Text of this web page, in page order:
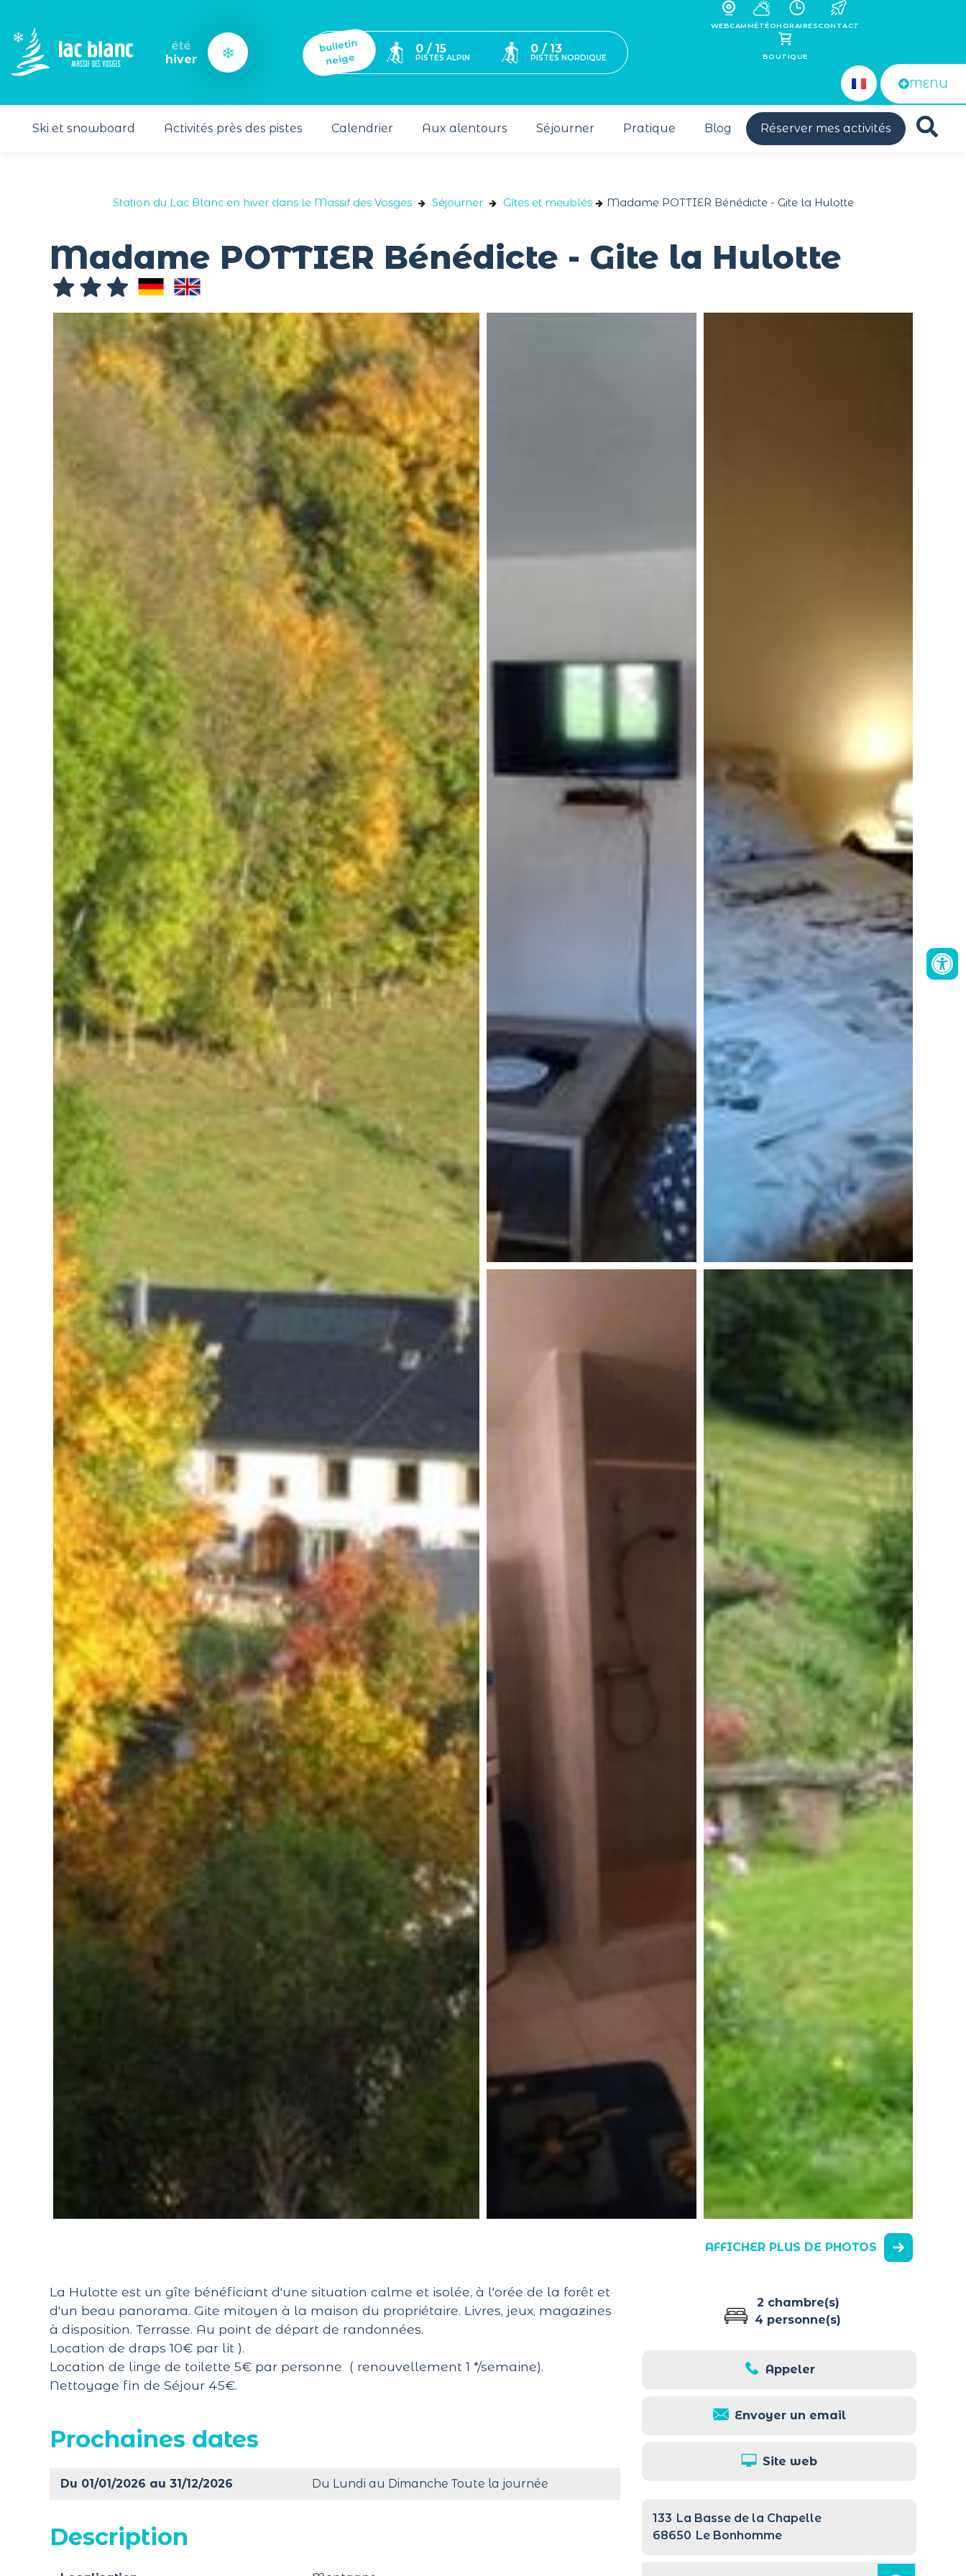
été
hiver
bulletin
neige
0 / 15
PISTES ALPIN
0 / 13
PISTES NORDIQUE
WEBCAMMÉTÉOHORAIRESCONTACT
BOUTIQUE
MENU
Ski et snowboard Activités près des pistes Calendrier Aux alentours Séjourner Pratique Blog Réserver mes activités
Station du Lac Blanc en hiver dans le Massif des Vosges Séjourner Gîtes et meublés Madame POTTIER Bénédicte - Gite la Hulotte
Madame POTTIER Bénédicte - Gite la Hulotte
AFFICHER PLUS DE PHOTOS
2 chambre(s)
4 personne(s)
Appeler
Envoyer un email
Site web
133 La Basse de la Chapelle
68650 Le Bonhomme
La Hulotte est un gîte bénéficiant d'une situation calme et isolée, à l'orée de la forêt et
d'un beau panorama. Gite mitoyen à la maison du propriétaire. Livres, jeux, magazines
à disposition. Terrasse. Au point de départ de randonnées.
Location de draps 10€ par lit ).
Location de linge de toilette 5€ par personne ( renouvellement 1 */semaine).
Nettoyage fin de Séjour 45€.
Prochaines dates
Du 01/01/2026 au 31/12/2026 Du Lundi au Dimanche Toute la journée
Description